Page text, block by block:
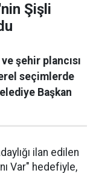
Şişli
şehir plancısı
seçimlerde
Başkan
ilan edilen
Var" hedefiyle,